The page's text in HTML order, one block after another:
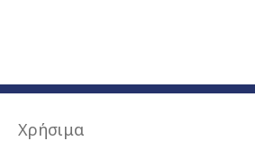
Χρήσιμα